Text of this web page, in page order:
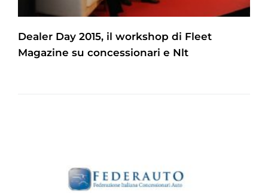
Dealer Day 2015, il workshop di Fleet
Magazine su concessionari e Nlt